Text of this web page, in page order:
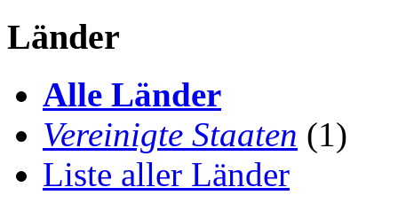
Länder
Alle Länder
Vereinigte Staaten (1)
Liste aller Länder